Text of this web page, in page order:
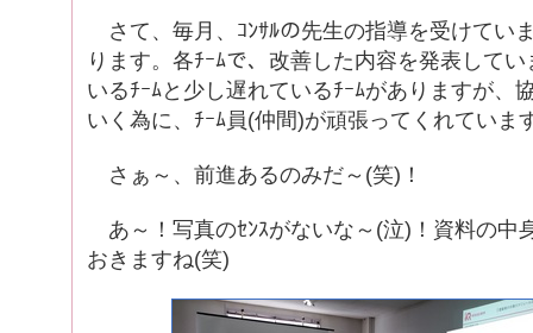
さて、毎月、ｺﾝｻﾙの先生の指導を受けてい
ります。各ﾁｰﾑで、改善した内容を発表して
いるﾁｰﾑと少し遅れているﾁｰﾑがありますが、
いく為に、ﾁｰﾑ員(仲間)が頑張ってくれていま
さぁ～、前進あるのみだ～(笑)！
あ～！写真のｾﾝｽがないな～(泣)！資料の中
おきますね(笑)